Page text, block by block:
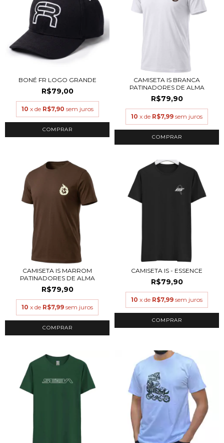
BONÉ FR LOGO GRANDE
R$79,00
10 x de R$7,90 sem juros
COMPRAR
CAMISETA IS BRANCA
PATINADORES DE ALMA
R$79,90
10 x de R$7,99 sem juros
COMPRAR
CAMISETA IS MARROM
PATINADORES DE ALMA
R$79,90
10 x de R$7,99 sem juros
COMPRAR
CAMISETA IS - ESSENCE
R$79,90
10 x de R$7,99 sem juros
COMPRAR